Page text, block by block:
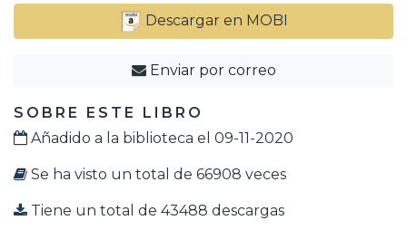
Descargar en MOBI
Enviar por correo
SOBRE ESTE LIBRO
Añadido a la biblioteca el 09-11-2020
Se ha visto un total de 66908 veces
Tiene un total de 43488 descargas